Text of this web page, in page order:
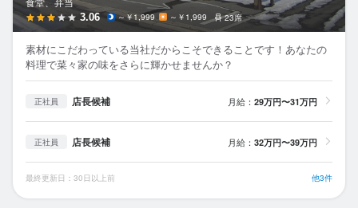
3.06 ～￥1,999 ～￥1,999 23席
素材にこだわっている当社だからこそできることです！あなたの
料理で菜々家の味をさらに輝かせませんか？
正社員 店長候補 月給： 29万円〜31万円
正社員 店長候補 月給： 32万円〜39万円
最終更新日：30日以上前 他3件